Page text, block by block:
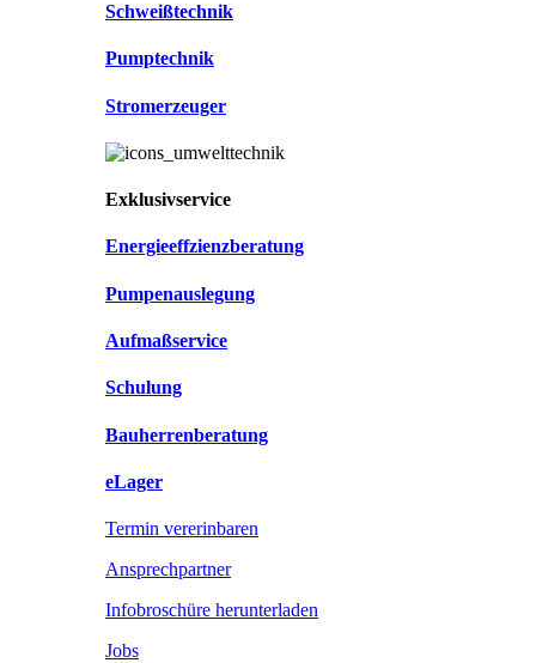
Schweißtechnik
Pumptechnik
Stromerzeuger
Exklusivservice
Energieeffzienzberatung
Pumpenauslegung
Aufmaßservice
Schulung
Bauherrenberatung
eLager
Termin vererinbaren
Ansprechpartner
Infobroschüre herunterladen
Jobs